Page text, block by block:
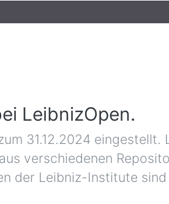
LeibnizOpen.
31.12.2024
verschiedenen
der Leibniz-Institute